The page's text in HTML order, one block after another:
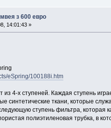
з 600 евро
14:01:43 »
eSpring/100188i.htm
из 4-х ступеней. Каждая ступень
синтетические ткани, которые
ступень фильтра, которая
полиэтиленовая трубка, в